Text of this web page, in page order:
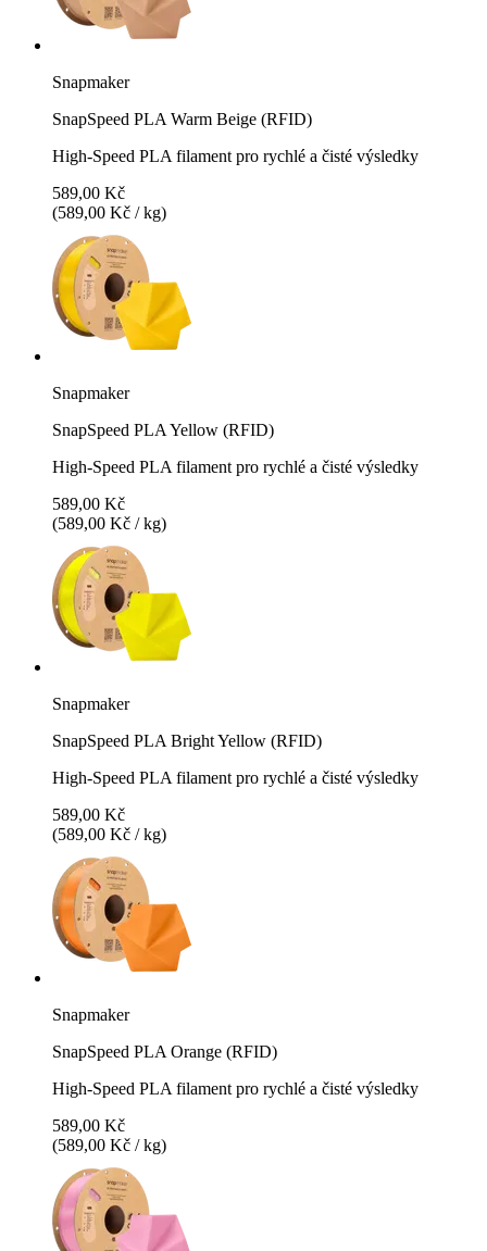
Snapmaker
SnapSpeed PLA Warm Beige (RFID)
High-Speed PLA filament pro rychlé a čisté výsledky
589,00 Kč
(589,00 Kč / kg)
Snapmaker
SnapSpeed PLA Yellow (RFID)
High-Speed PLA filament pro rychlé a čisté výsledky
589,00 Kč
(589,00 Kč / kg)
Snapmaker
SnapSpeed PLA Bright Yellow (RFID)
High-Speed PLA filament pro rychlé a čisté výsledky
589,00 Kč
(589,00 Kč / kg)
Snapmaker
SnapSpeed PLA Orange (RFID)
High-Speed PLA filament pro rychlé a čisté výsledky
589,00 Kč
(589,00 Kč / kg)